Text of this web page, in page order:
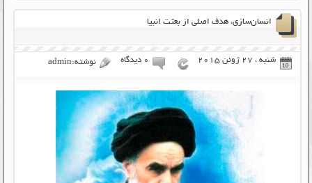
انسان‌سازی، هدف اصلی از بعثت انبیا
شنبه ، 27 ژوئن 2015 ۰ دیدگاه نوشته:admin